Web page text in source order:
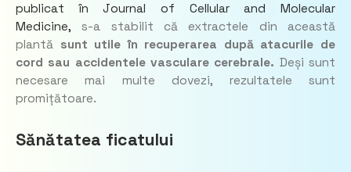
publicat înJournal of Cellular and Molecular
Medicine, s-a stabilit că extractele din această
plantă sunt utile în recuperarea după atacurile de
cord sau accidentele vasculare cerebrale. Deși sunt
necesare mai multe dovezi, rezultatele sunt
promițătoare.
Sănătatea ficatului